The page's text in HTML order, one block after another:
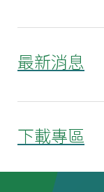
最新消息
下載專區